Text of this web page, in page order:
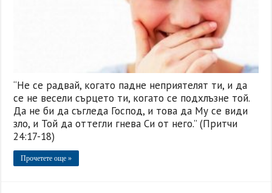
“Не се радвай, когато падне неприятелят ти, и да
се не весели сърцето ти, когато се подхлъзне той.
Да не би да съгледа Господ, и това да Му се види
зло, и Той да оттегли гнева Си от него.” (Притчи
24:17-18)
Прочетете още »